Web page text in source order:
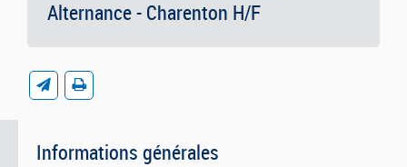
Alternance - Charenton H/F
Informations générales